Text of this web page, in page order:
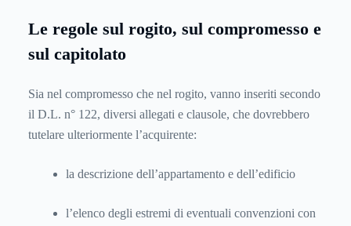
Le regole sul rogito, sul compromesso e
sul capitolato
Sia nel compromesso che nel rogito, vanno inseriti secondo
il D.L. n° 122, diversi allegati e clausole, che dovrebbero
tutelare ulteriormente l’acquirente:
la descrizione dell’appartamento e dell’edificio
l’elenco degli estremi di eventuali convenzioni con